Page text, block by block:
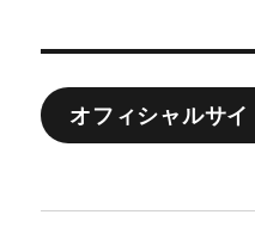
オフィシャルサ